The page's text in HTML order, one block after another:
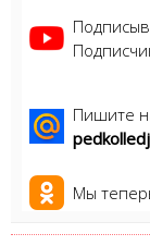
Пишите
Мы